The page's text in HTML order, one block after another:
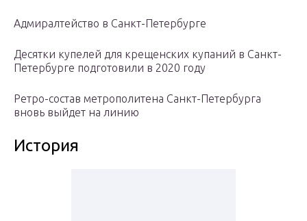
Адмиралтейство в Санкт-Петербурге
Десятки купелей для крещенских купаний в Санкт-
Петербурге подготовили в 2020 году
Ретро-состав метрополитена Санкт-Петербурга
вновь выйдет на линию
История